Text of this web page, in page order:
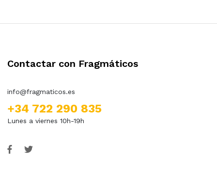
Contactar con Fragmáticos
info@fragmaticos.es
+34 722 290 835
Lunes a viernes 10h-19h